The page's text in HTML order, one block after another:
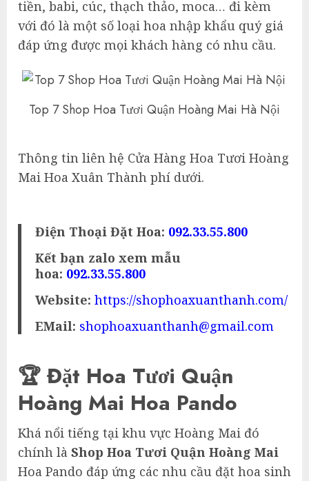
tiền, babi, cúc, thạch thảo, moca… đi kèm
với đó là một số loại hoa nhập khẩu quý giá
đáp ứng được mọi khách hàng có nhu cầu.
Top 7 Shop Hoa Tươi Quận Hoàng Mai Hà Nội
Thông tin liên hệ Cửa Hàng Hoa Tươi Hoàng
Mai Hoa Xuân Thành phí dưới.
Điện Thoại Đặt Hoa: 092.33.55.800
Kết bạn zalo xem mẫu
hoa: 092.33.55.800
Website: https://shophoaxuanthanh.com/
EMail: shophoaxuanthanh@gmail.com
🏆 Đặt Hoa Tươi Quận
Hoàng Mai Hoa Pando
Khá nổi tiếng tại khu vực Hoàng Mai đó
chính là Shop Hoa Tươi Quận Hoàng Mai
Hoa Pando đáp ứng các nhu cầu đặt hoa sinh